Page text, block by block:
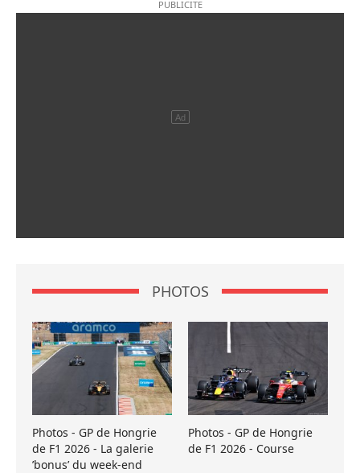
PHOTOS
Photos - GP de Hongrie
de F1 2026 - La galerie
’bonus’ du week-end
Photos - GP de Hongrie
de F1 2026 - Course